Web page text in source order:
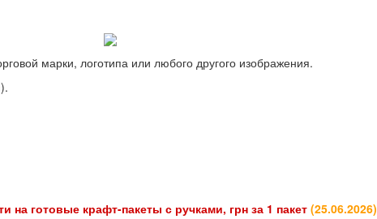
марки, логотипа или любого другого изображения.
на готовые крафт-пакеты с ручками, грн за 1 пакет (25.06.2026)